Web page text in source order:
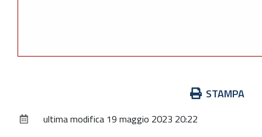
documento
STAMPA
ultima modifica 19 maggio 2023 20:22